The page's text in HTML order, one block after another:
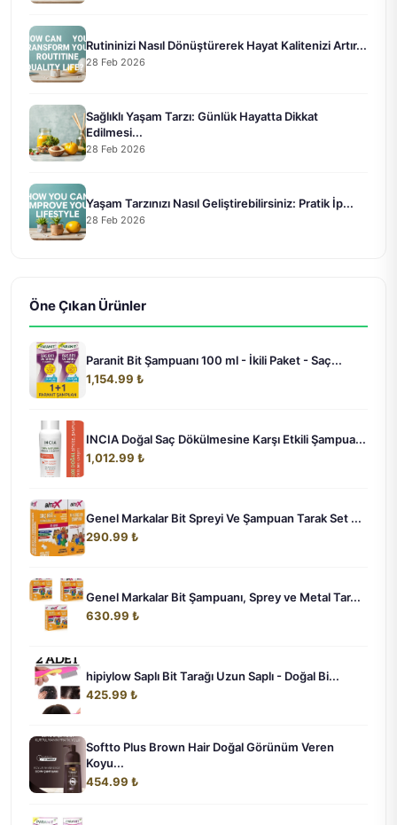
Rutininizi Nasıl Dönüştürerek Hayat Kalitenizi Artır...
28 Feb 2026
Sağlıklı Yaşam Tarzı: Günlük Hayatta Dikkat
Edilmesi...
28 Feb 2026
Yaşam Tarzınızı Nasıl Geliştirebilirsiniz: Pratik İp...
28 Feb 2026
Öne Çıkan Ürünler
Paranit Bit Şampuanı 100 ml - İkili Paket - Saç...
1,154.99 ₺
INCIA Doğal Saç Dökülmesine Karşı Etkili Şampua...
1,012.99 ₺
Genel Markalar Bit Spreyi Ve Şampuan Tarak Set ...
290.99 ₺
Genel Markalar Bit Şampuanı, Sprey ve Metal Tar...
630.99 ₺
hipiylow Saplı Bit Tarağı Uzun Saplı - Doğal Bi...
425.99 ₺
Softto Plus Brown Hair Doğal Görünüm Veren
Koyu...
454.99 ₺